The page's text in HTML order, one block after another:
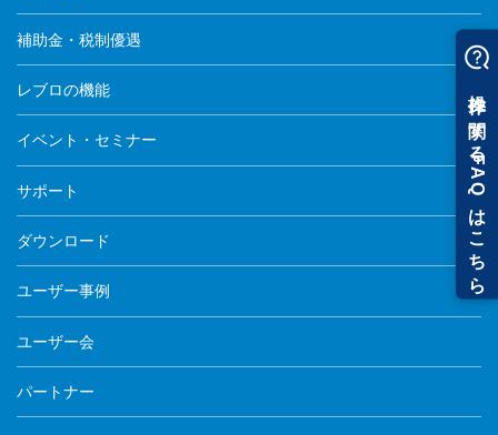
補助金・税制優遇
レブロの機能
イベント・セミナー
サポート
ダウンロード
ユーザー事例
ユーザー会
パートナー